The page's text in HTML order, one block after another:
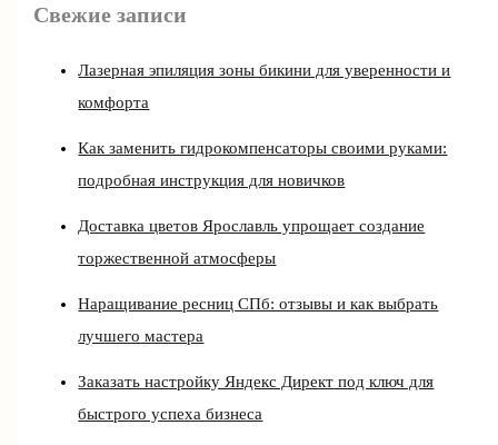
Свежие записи
Лазерная эпиляция зоны бикини для уверенности и
комфорта
Как заменить гидрокомпенсаторы своими руками:
подробная инструкция для новичков
Доставка цветов Ярославль упрощает создание
торжественной атмосферы
Наращивание ресниц СПб: отзывы и как выбрать
лучшего мастера
Заказать настройку Яндекс Директ под ключ для
быстрого успеха бизнеса